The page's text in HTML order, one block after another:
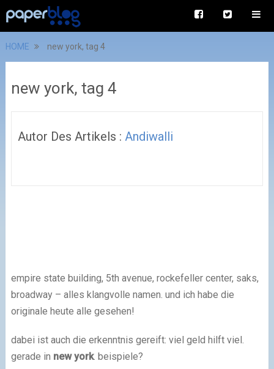
HOME new york, tag 4
new york, tag 4
Autor Des Artikels : Andiwalli
empire state building, 5th avenue, rockefeller center, saks,
broadway – alles klangvolle namen. und ich habe die
originale heute alle gesehen!
dabei ist auch die erkenntnis gereift: viel geld hilft viel.
gerade in new york. beispiele?